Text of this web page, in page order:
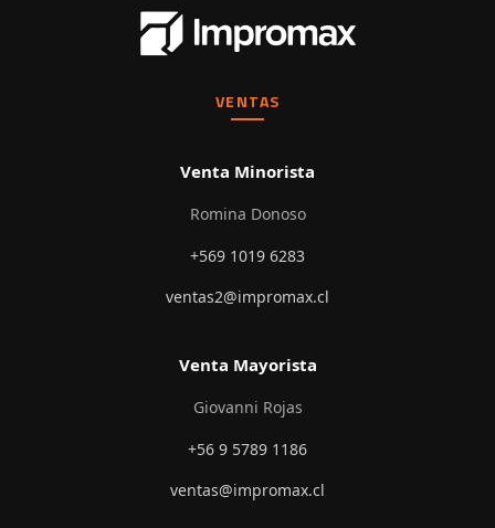
VENTAS
Venta Minorista
Romina Donoso
+569 1019 6283
ventas2@impromax.cl
Venta Mayorista
Giovanni Rojas
+56 9 5789 1186
ventas@impromax.cl